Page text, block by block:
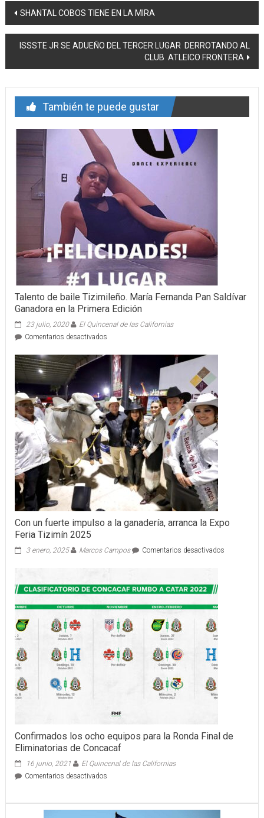
Navegación
de
entrada
SHANTAL COBOS TIENE EN LA MIRA
ISSSTE JR SE ADUEÑO DEL TERCER LUGAR DERROTANDO AL
CLUB ATLEICO FRONTERA
También te puede gustar
Talento de baile Tizimileño. María Fernanda Pan Saldívar
Ganadora en la Primera Edición
23 julio, 2020
El Quincenal de las Californias
Comentarios desactivadosen
de
baile
Tizimileño.
María
Fernanda
Pan
Saldívar
Ganadora
en
la
Primera
Edición
Con un fuerte impulso a la ganadería, arranca la Expo
Feria Tizimín 2025
3 enero, 2025 Marcos Campos Comentarios desactivadosen
Confirmados los ocho equipos para la Ronda Final de
Eliminatorias de Concacaf
16 junio, 2021
El Quincenal de las Californias
Comentarios desactivadosen